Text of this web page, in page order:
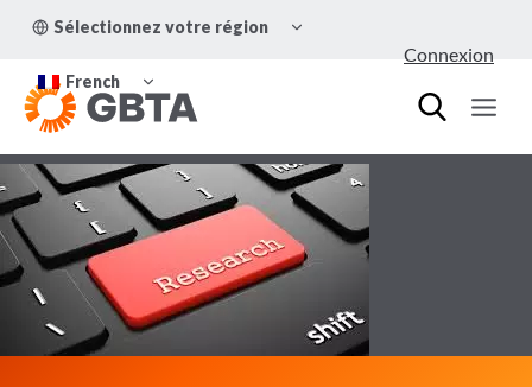
Sélectionnez votre région
LE
French
LE
MENU
ENFANT
Connexion